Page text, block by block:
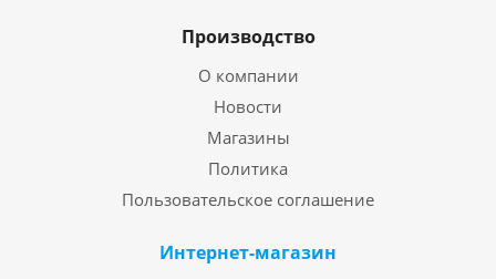
Производство
О компании
Новости
Магазины
Политика
Пользовательское соглашение
Интернет-магазин